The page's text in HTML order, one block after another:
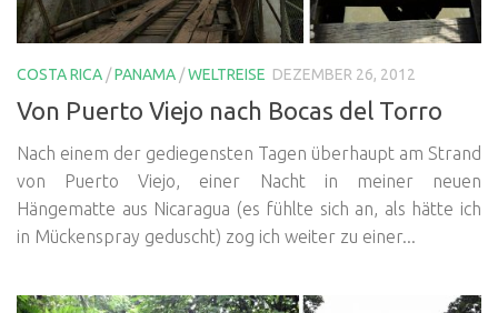
COSTA RICA /PANAMA /WELTREISE DEZEMBER 26, 2012
Von Puerto Viejo nach Bocas del Torro
Nach einem der gediegensten Tagen überhaupt am Strand
von Puerto Viejo, einer Nacht in meiner neuen
Hängematte aus Nicaragua (es fühlte sich an, als hätte ich
in Mückenspray geduscht) zog ich weiter zu einer...